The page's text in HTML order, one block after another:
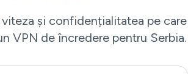
și confidențialitatea pe care
VPN de încredere pentru Serbia.